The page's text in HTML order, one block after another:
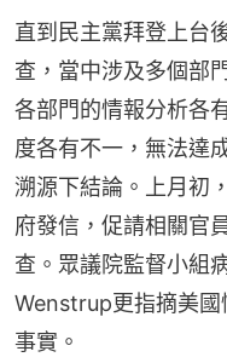
直到民主黨拜登上台
查，當中涉及多個部
各部門的情報分析各
度各有不一，無法達
溯源下結論。上月初
府發信，促請相關官
查。眾議院監督小組
Wenstrup更指摘美
事實。